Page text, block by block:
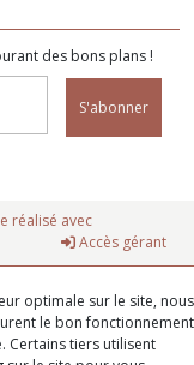
des bons plans !
S'abonner
réalisé avec
Accès gérant
optimale sur le site, nous
le bon fonctionnement
Certains tiers utilisent